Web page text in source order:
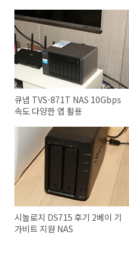
큐냅 TVS-871T NAS 10Gbps
속도 다양한 앱 활용
시놀로지 DS715 후기 2베이 기
가비트 지원 NAS